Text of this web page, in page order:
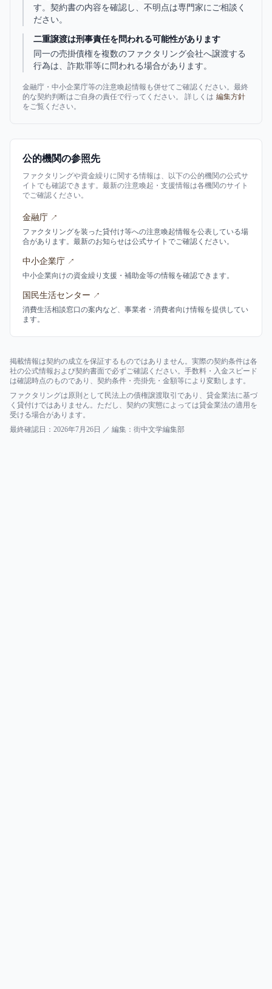
す。契約書の内容を確認し、不明点は専門家にご相談く
ださい。
二重譲渡は刑事責任を問われる可能性があります
同一の売掛債権を複数のファクタリング会社へ譲渡する
行為は、詐欺罪等に問われる場合があります。
金融庁・中小企業庁等の注意喚起情報も併せてご確認ください。最終
的な契約判断はご自身の責任で行ってください。 詳しくは 編集方針
をご覧ください。
公的機関の参照先
ファクタリングや資金繰りに関する情報は、以下の公的機関の公式サ
イトでも確認できます。最新の注意喚起・支援情報は各機関のサイト
でご確認ください。
金融庁 ↗
ファクタリングを装った貸付け等への注意喚起情報を公表している場
合があります。最新のお知らせは公式サイトでご確認ください。
中小企業庁 ↗
中小企業向けの資金繰り支援・補助金等の情報を確認できます。
国民生活センター ↗
消費生活相談窓口の案内など、事業者・消費者向け情報を提供してい
ます。
掲載情報は契約の成立を保証するものではありません。実際の契約条件は各
社の公式情報および契約書面で必ずご確認ください。手数料・入金スピード
は確認時点のものであり、契約条件・売掛先・金額等により変動します。
ファクタリングは原則として民法上の債権譲渡取引であり、貸金業法に基づ
く貸付けではありません。ただし、契約の実態によっては貸金業法の適用を
受ける場合があります。
最終確認日： 2026年7月26日 ／ 編集： 街中文学編集部